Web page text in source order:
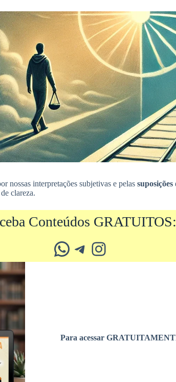
nossas interpretações subjetivas e pelas suposições
clareza.
Conteúdos GRATUITOS:
Whatsapp Telegram Instagram
Para acessar